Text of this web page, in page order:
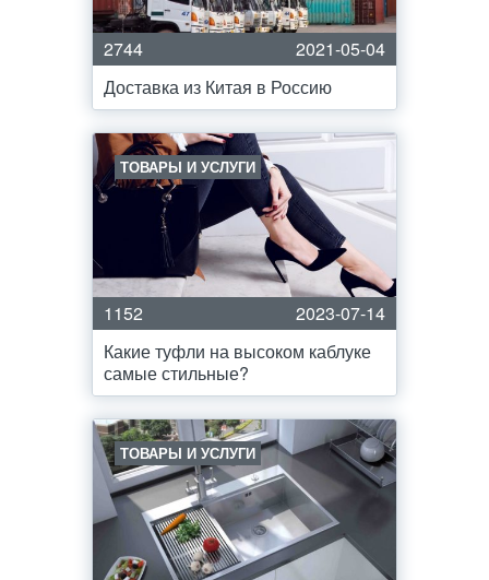
2744
2021-05-04
Доставка из Китая в Россию
ТОВАРЫ И УСЛУГИ
1152
2023-07-14
Какие туфли на высоком каблуке
самые стильные?
ТОВАРЫ И УСЛУГИ